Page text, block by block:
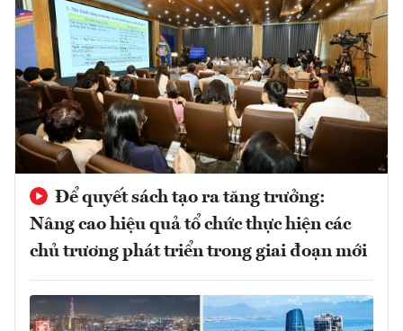
Để quyết sách tạo ra tăng trưởng:
Nâng cao hiệu quả tổ chức thực hiện các
chủ trương phát triển trong giai đoạn mới